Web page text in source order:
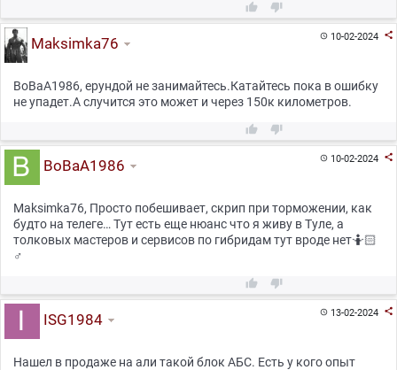
 
10-02-2024 
Maksimka76
BoBaA1986, ерундой не занимайтесь.Катайтесь пока в ошибку
не упадет.А случится это может и через 150к километров.
 
10-02-2024 
BoBaA1986
Maksimka76, Просто побешивает, скрип при торможении, как
будто на телеге… Тут есть еще нюанс что я живу в Туле, а
толковых мастеров и сервисов по гибридам тут вроде нет🤷🏻
♂
 
13-02-2024 
ISG1984
Нашел в продаже на али такой блок АБС. Есть у кого опыт